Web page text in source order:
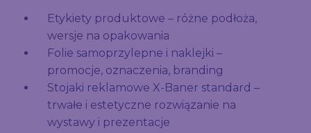
Etykiety produktowe – różne podłoża,
wersje na opakowania
Folie samoprzylepne i naklejki –
promocje, oznaczenia, branding
Stojaki reklamowe X-Baner standard –
trwałe i estetyczne rozwiązanie na
wystawy i prezentacje